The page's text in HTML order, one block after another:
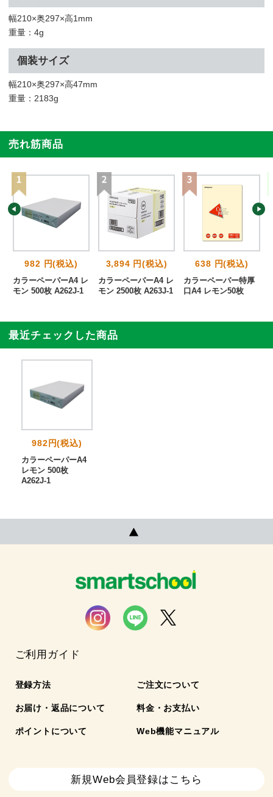
幅210×奥297×高1mm
重量：4g
個装サイズ
幅210×奥297×高47mm
重量：2183g
売れ筋商品
982 円(税込)
カラーペーパーA4 レ
モン 500枚 A262J-1
3,894 円(税込)
カラーペーパーA4 レ
モン 2500枚 A263J-1
638 円(税込)
カラーペーパー特厚
口A4 レモン50枚
最近チェックした商品
982円(税込)
カラーペーパーA4
レモン 500枚
A262J-1
ご利用ガイド
登録方法 ご注文について
お届け・返品について 料金・お支払い
ポイントについて Web機能マニュアル
新規Web会員登録はこちら